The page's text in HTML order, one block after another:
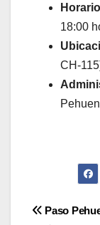
18:00
CH-
Paso